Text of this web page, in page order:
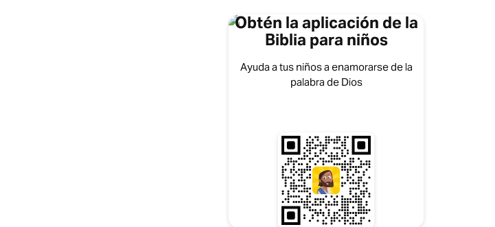
Obtén la aplicación de la
Biblia para niños
Ayuda a tus niños a enamorarse de la
palabra de Dios